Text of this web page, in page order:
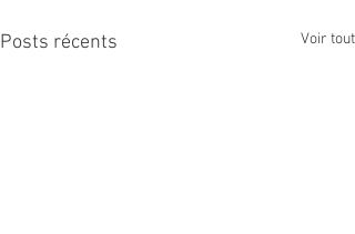
Posts récents Voir tout